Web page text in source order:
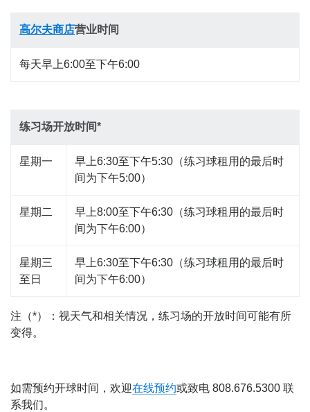
高尔夫商店营业时间
每天早上6:00至下午6:00
练习场开放时间*
星期一
早上6:30至下午5:30（练习球租用的最后时
间为下午5:00）
星期二
早上8:00至下午6:30（练习球租用的最后时
间为下午6:00）
星期三
至日
早上6:30至下午6:30（练习球租用的最后时
间为下午6:00）
注（*）：视天气和相关情况，练习场的开放时间可能有所
变得。
如需预约开球时间，欢迎在线预约或致电 808.676.5300 联
系我们。